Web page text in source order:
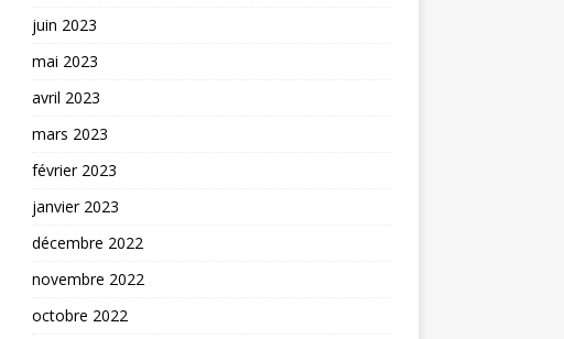
juin 2023
mai 2023
avril 2023
mars 2023
février 2023
janvier 2023
décembre 2022
novembre 2022
octobre 2022